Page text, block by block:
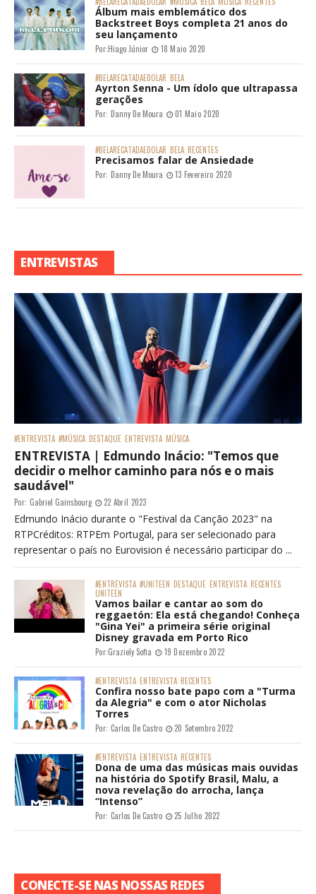
Álbum mais emblemático dos
Backstreet Boys completa 21 anos do
seu lançamento
Por:Hiago Júnior 18 Maio 2020
#BELARECATADAEDOLAR BELA
Ayrton Senna - Um ídolo que ultrapassa
gerações
Por: Danny De Moura 01 Maio 2020
#BELARECATADAEDOLAR BELA RECENTES
Precisamos falar de Ansiedade
Por: Danny De Moura 13 Fevereiro 2020
ENTREVISTAS
#ENTREVISTA #MÚSICA DESTAQUE ENTREVISTA MÚSICA
ENTREVISTA | Edmundo Inácio: "Temos que
decidir o melhor caminho para nós e o mais
saudável"
Por: Gabriel Gainsbourg 22 Abril 2023
Edmundo Inácio durante o "Festival da Canção 2023" na
RTPCréditos: RTPEm Portugal, para ser selecionado para
representar o país no Eurovision é necessário participar do ...
#ENTREVISTA #UNITEEN DESTAQUE ENTREVISTA RECENTES
UNITEEN
Vamos bailar e cantar ao som do
reggaetón: Ela está chegando! Conheça
"Gina Yei" a primeira série original
Disney gravada em Porto Rico
Por:Graziely Sofia 19 Dezembro 2022
#ENTREVISTA ENTREVISTA RECENTES
Confira nosso bate papo com a "Turma
da Alegria" e com o ator Nicholas
Torres
Por: Carlos De Castro 20 Setembro 2022
#ENTREVISTA ENTREVISTA RECENTES
Dona de uma das músicas mais ouvidas
na história do Spotify Brasil, Malu, a
nova revelação do arrocha, lança
“Intenso”
Por: Carlos De Castro 25 Julho 2022
CONECTE-SE NAS NOSSAS REDES